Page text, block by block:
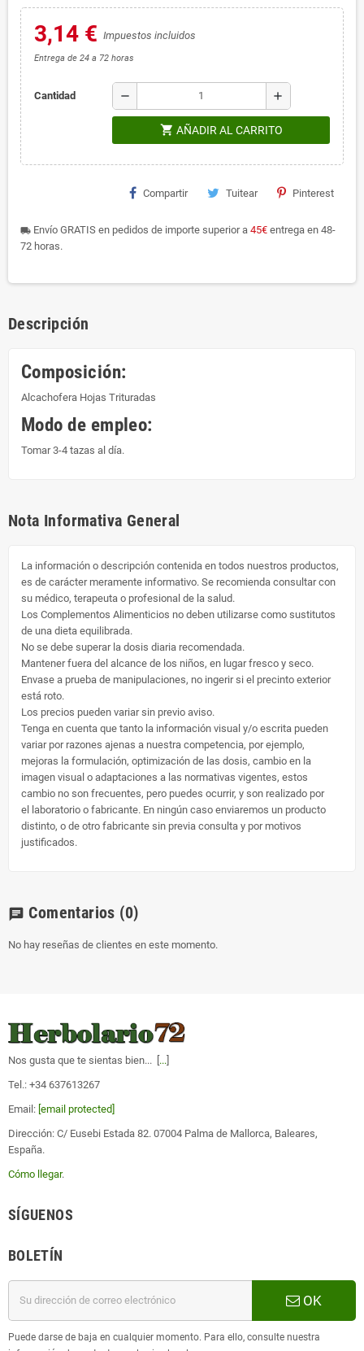
3,14 € Impuestos incluidos
Entrega de 24 a 72 horas
Cantidad remove add
shopping_cart AÑADIR AL CARRITO
Compartir Tuitear Pinterest
local_shipping Envío GRATIS en pedidos de importe superior a 45€ entrega en 48-
72 horas.
Descripción
Composición:
Alcachofera Hojas Trituradas
Modo de empleo:
Tomar 3-4 tazas al día.
Nota Informativa General
La información o descripción contenida en todos nuestros productos,
es de carácter meramente informativo. Se recomienda consultar con
su médico, terapeuta o profesional de la salud.
Los Complementos Alimenticios no deben utilizarse como sustitutos
de una dieta equilibrada.
No se debe superar la dosis diaria recomendada.
Mantener fuera del alcance de los niños, en lugar fresco y seco.
Envase a prueba de manipulaciones, no ingerir si el precinto exterior
está roto.
Los precios pueden variar sin previo aviso.
Tenga en cuenta que tanto la información visual y/o escrita pueden
variar por razones ajenas a nuestra competencia, por ejemplo,
mejoras la formulación, optimización de las dosis, cambio en la
imagen visual o adaptaciones a las normativas vigentes, estos
cambio no son frecuentes, pero puedes ocurrir, y son realizado por
el laboratorio o fabricante. En ningún caso enviaremos un producto
distinto, o de otro fabricante sin previa consulta y por motivos
justificados.
chat Comentarios (0)
No hay reseñas de clientes en este momento.
Nos gusta que te sientas bien... [ ...
Tel.: +34 637613267
Email: [email protected]
Dirección: C/ Eusebi Estada 82. 07004 Palma de Mallorca, Baleares,
España.
Cómo llegar.
SÍGUENOS
BOLETÍN
OK
Puede darse de baja en cualquier momento. Para ello, consulte nuestra